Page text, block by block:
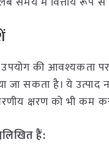
उपयोग की आवश्यकता
सकता है। ये उत्पाद
क्षरण को भी कम
हैं: